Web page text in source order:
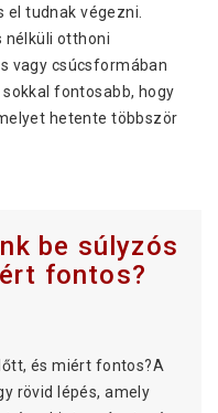
tudnak végezni.
nélküli otthoni
vagy csúcsformában
fontosabb, hogy
hetente többször
be súlyzós
fontos?
és miért fontos?A
rövid lépés, amely